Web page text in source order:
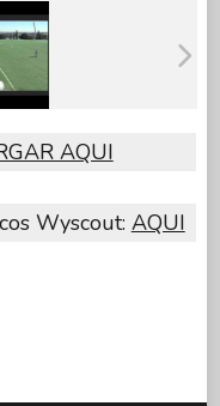
AQUI
Wyscout: AQUI